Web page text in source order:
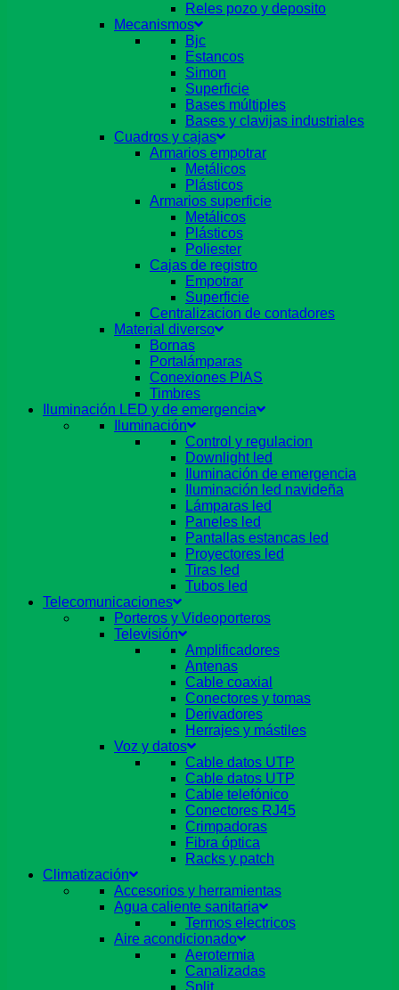
Reles pozo y deposito
Mecanismos
Bjc
Estancos
Simon
Superficie
Bases múltiples
Bases y clavijas industriales
Cuadros y cajas
Armarios empotrar
Metálicos
Plásticos
Armarios superficie
Metálicos
Plásticos
Poliester
Cajas de registro
Empotrar
Superficie
Centralizacion de contadores
Material diverso
Bornas
Portalámparas
Conexiones PIAS
Timbres
Iluminación LED y de emergencia
Iluminación
Control y regulacion
Downlight led
Iluminación de emergencia
Iluminación led navideña
Lámparas led
Paneles led
Pantallas estancas led
Proyectores led
Tiras led
Tubos led
Telecomunicaciones
Porteros y Videoporteros
Televisión
Amplificadores
Antenas
Cable coaxial
Conectores y tomas
Derivadores
Herrajes y mástiles
Voz y datos
Cable datos UTP
Cable datos UTP
Cable telefónico
Conectores RJ45
Crimpadoras
Fibra óptica
Racks y patch
Climatización
Accesorios y herramientas
Agua caliente sanitaria
Termos electricos
Aire acondicionado
Aerotermia
Canalizadas
Split